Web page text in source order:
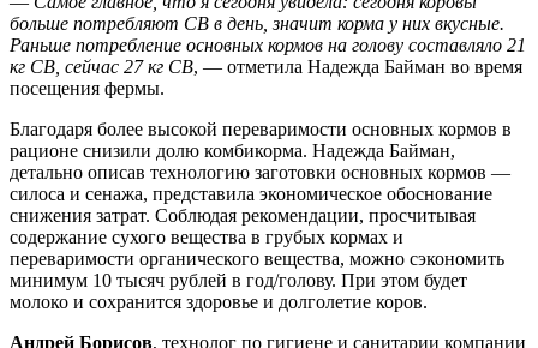
больше потребляют СВ в день, значит корма у них вкусные.
Раньше потребление основных кормов на голову составляло 21
кг СВ, сейчас 27 кг СВ, — отметила Надежда Байман во время
посещения фермы.
Благодаря более высокой переваримости основных кормов в
рационе снизили долю комбикорма. Надежда Байман,
детально описав технологию заготовки основных кормов —
силоса и сенажа, представила экономическое обоснование
снижения затрат. Соблюдая рекомендации, просчитывая
содержание сухого вещества в грубых кормах и
переваримости органического вещества, можно сэкономить
минимум 10 тысяч рублей в год/голову. При этом будет
молоко и сохранится здоровье и долголетие коров.
Андрей Борисов, технолог по гигиене и санитарии компании